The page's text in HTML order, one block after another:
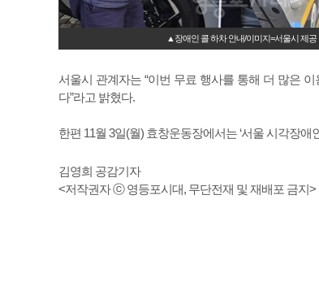
▲장애인 콜 하차 안내/이미지=서울시 제공
서울시 관계자는 “이번 무료 행사를 통해 더 많은
다”라고 밝혔다.
한편 11월 3일(월) 효창운동장에서는 ‘서울 시각장
김영희 공감기자
<저작권자 ⓒ 영등포시대, 무단전재 및 재배포 금지>